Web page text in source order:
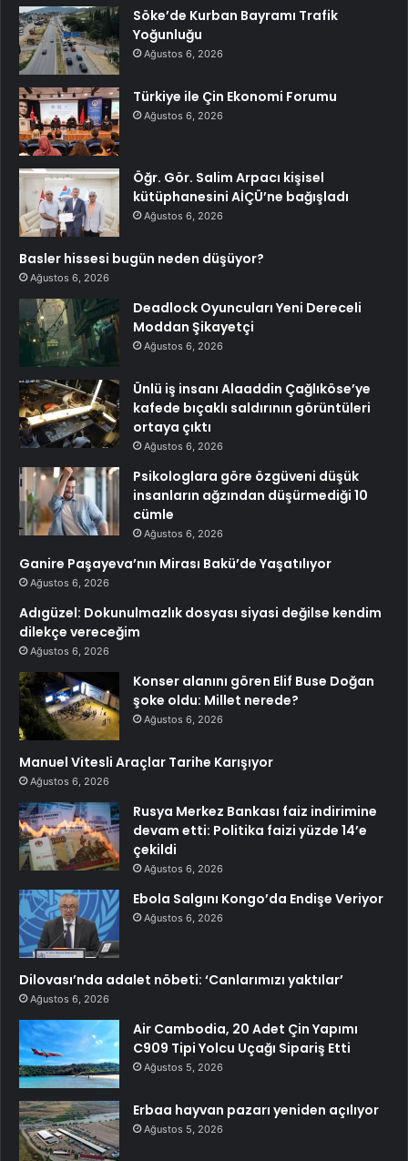
Söke’de Kurban Bayramı Trafik
Yoğunluğu
Ağustos 6, 2026
Türkiye ile Çin Ekonomi Forumu
Ağustos 6, 2026
Öğr. Gör. Salim Arpacı kişisel
kütüphanesini AİÇÜ’ne bağışladı
Ağustos 6, 2026
Basler hissesi bugün neden düşüyor?
Ağustos 6, 2026
Deadlock Oyuncuları Yeni Dereceli
Moddan Şikayetçi
Ağustos 6, 2026
Ünlü iş insanı Alaaddin Çağlıköse’ye
kafede bıçaklı saldırının görüntüleri
ortaya çıktı
Ağustos 6, 2026
Psikologlara göre özgüveni düşük
insanların ağzından düşürmediği 10
cümle
Ağustos 6, 2026
Ganire Paşayeva’nın Mirası Bakü’de Yaşatılıyor
Ağustos 6, 2026
Adıgüzel: Dokunulmazlık dosyası siyasi değilse kendim
dilekçe vereceğim
Ağustos 6, 2026
Konser alanını gören Elif Buse Doğan
şoke oldu: Millet nerede?
Ağustos 6, 2026
Manuel Vitesli Araçlar Tarihe Karışıyor
Ağustos 6, 2026
Rusya Merkez Bankası faiz indirimine
devam etti: Politika faizi yüzde 14’e
çekildi
Ağustos 6, 2026
Ebola Salgını Kongo’da Endişe Veriyor
Ağustos 6, 2026
Dilovası’nda adalet nöbeti: ‘Canlarımızı yaktılar’
Ağustos 6, 2026
Air Cambodia, 20 Adet Çin Yapımı
C909 Tipi Yolcu Uçağı Sipariş Etti
Ağustos 5, 2026
Erbaa hayvan pazarı yeniden açılıyor
Ağustos 5, 2026